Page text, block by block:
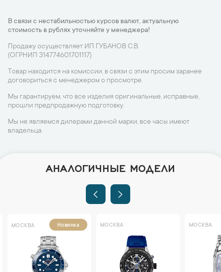
В связи с нестабильностью курсов валют, актуальную
стоимость в рублях уточняйте у менеджера!
Продажу осуществляет ИП ГУБАНОВ С.В.
(ОГРНИП 314774601701117)
Товар находится на комиссии, в связи с этим просим заранее
договориться с менеджером о просмотре.
Мы гарантируем, что все изделия оригинальные, исправные,
прошли предпродажную подготовку.
Мы не являемся дилерами данной марки, все часы имеют
владельца.
АНАЛОГИЧНЫЕ МОДЕЛИ
МОСКВА Новинка МОСКВА МОСКВА